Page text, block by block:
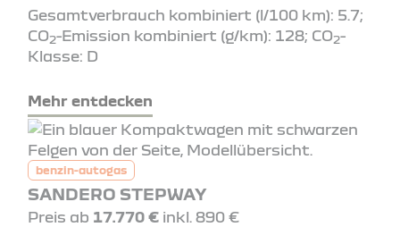
Gesamtverbrauch kombiniert (l/100 km): 5.7;
CO2-Emission kombiniert (g/km): 128; CO2-
Klasse: D
Mehr entdecken
benzin-autogas
SANDERO STEPWAY
Preis ab 17.770 € inkl. 890 €